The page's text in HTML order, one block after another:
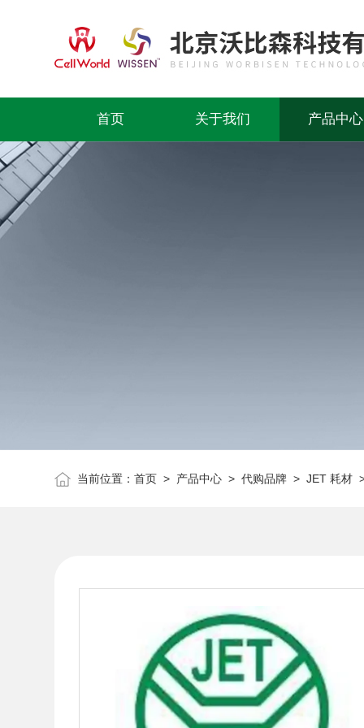
首页 关于我们 产品中心
当前位置：首页 > 产品中心 >代购品牌 >JET 耗材